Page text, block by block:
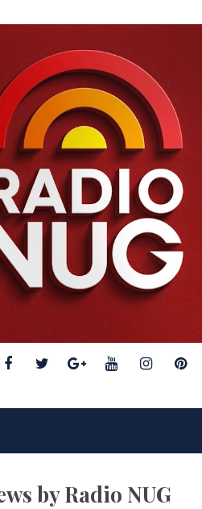
by Radio NUG